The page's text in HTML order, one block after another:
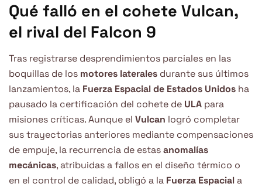
Qué falló en el cohete Vulcan,
el rival del Falcon 9
Tras registrarse desprendimientos parciales en las
boquillas de los motores laterales durante sus últimos
lanzamientos, la Fuerza Espacial de Estados Unidos ha
pausado la certificación del cohete de ULA para
misiones críticas. Aunque el Vulcan logró completar
sus trayectorias anteriores mediante compensaciones
de empuje, la recurrencia de estasanomalías
mecánicas, atribuidas a fallos en el diseño térmico o
en el control de calidad, obligó a la Fuerza Espaciala